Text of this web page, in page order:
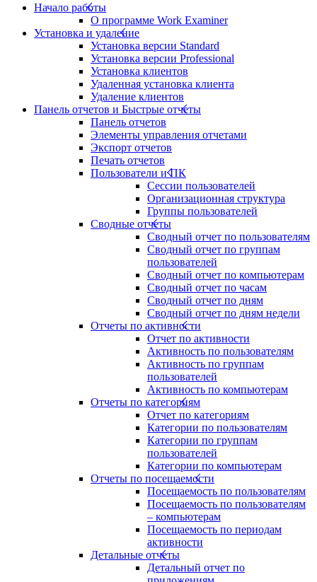
Начало работы
О программе Work Examiner
Установка и удаление
Установка версии Standard
Установка версии Professional
Установка клиентов
Удаленная установка клиента
Удаление клиентов
Панель отчетов и Быстрые отчеты
Панель отчетов
Элементы управления отчетами
Экспорт отчетов
Печать отчетов
Пользователи и ПК
Сессии пользователей
Организационная структура
Группы пользователей
Сводные отчеты
Сводный отчет по пользователям
Сводный отчет по группам
пользователей
Сводный отчет по компьютерам
Сводный отчет по часам
Сводный отчет по дням
Сводный отчет по дням недели
Отчеты по активности
Отчет по активности
Активность по пользователям
Активность по группам
пользователей
Активность по компьютерам
Отчеты по категориям
Отчет по категориям
Категории по пользователям
Категории по группам
пользователей
Категории по компьютерам
Отчеты по посещаемости
Посещаемость по пользователям
Посещаемость по пользователям
– компьютерам
Посещаемость по периодам
активности
Детальные отчеты
Детальный отчет по